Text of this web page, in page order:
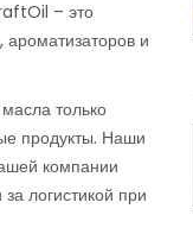
– это
и
только
продукты. Наши
компании
логистикой при